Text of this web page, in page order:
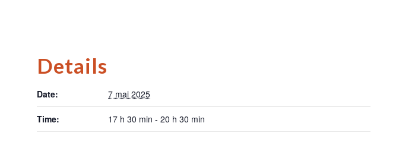
Details
Date: 7 mai 2025
Time: 17 h 30 min - 20 h 30 min